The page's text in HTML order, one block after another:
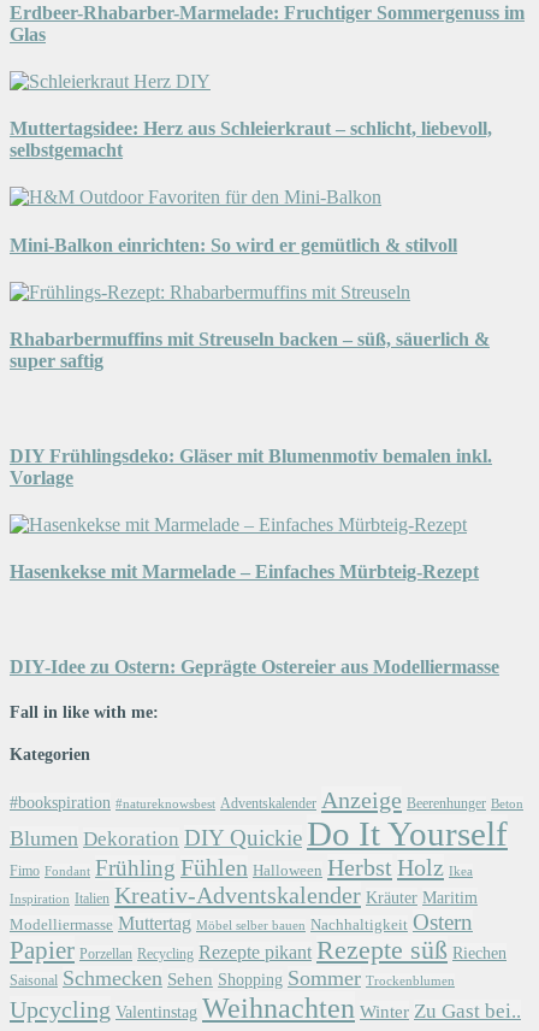
Erdbeer-Rhabarber-Marmelade: Fruchtiger Sommergenuss im
Glas
Muttertagsidee: Herz aus Schleierkraut – schlicht, liebevoll,
selbstgemacht
Mini-Balkon einrichten: So wird er gemütlich & stilvoll
Rhabarbermuffins mit Streuseln backen – süß, säuerlich &
super saftig
DIY Frühlingsdeko: Gläser mit Blumenmotiv bemalen inkl.
Vorlage
Hasenkekse mit Marmelade – Einfaches Mürbteig-Rezept
DIY-Idee zu Ostern: Geprägte Ostereier aus Modelliermasse
Fall in like with me:
Kategorien
#bookspiration #natureknowsbest Adventskalender Anzeige Beerenhunger Beton
Blumen Dekoration DIY Quickie Do It Yourself
Fimo Fondant Frühling Fühlen Halloween Herbst Holz Ikea
Inspiration Italien Kreativ-Adventskalender Kräuter Maritim
Modelliermasse Muttertag Möbel selber bauen Nachhaltigkeit Ostern
Papier Porzellan Recycling Rezepte pikant Rezepte süß Riechen
Saisonal Schmecken Sehen Shopping Sommer Trockenblumen
Upcycling Valentinstag Weihnachten Winter Zu Gast bei..